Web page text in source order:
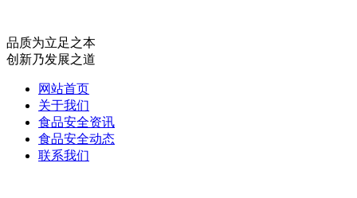
品质为立足之本
创新乃发展之道
网站首页
关于我们
食品安全资讯
食品安全动态
联系我们